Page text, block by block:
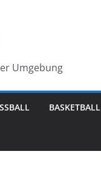
Umgebung
BASKETBALL